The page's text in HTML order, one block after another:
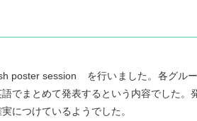
poster session を行いました。各グル
でまとめて発表するという内容でした。
につけているようでした。